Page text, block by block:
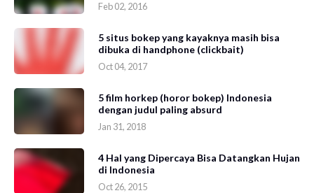
Feb 02, 2016
5 situs bokep yang kayaknya masih bisa
dibuka di handphone (clickbait)
Oct 04, 2017
5 film horkep (horor bokep) Indonesia
dengan judul paling absurd
Jan 31, 2018
4 Hal yang Dipercaya Bisa Datangkan Hujan
di Indonesia
Oct 26, 2015